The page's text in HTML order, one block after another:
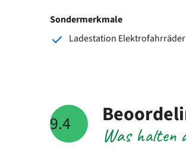
Sondermerkmale
Ladestation
9.4 Was halten